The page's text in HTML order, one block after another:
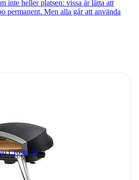
inte heller platsen: vissa är lätta att
permanent. Men alla går att använda
Crosta 16"